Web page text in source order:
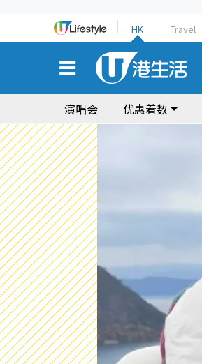
HK Travel
演唱会 优惠着数